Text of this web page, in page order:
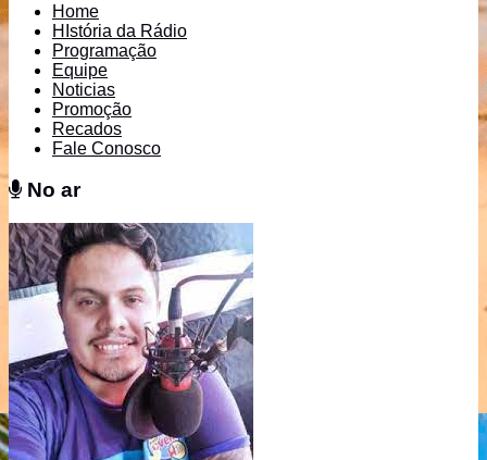
Home
HIstória da Rádio
Programação
Equipe
Noticias
Promoção
Recados
Fale Conosco
No ar